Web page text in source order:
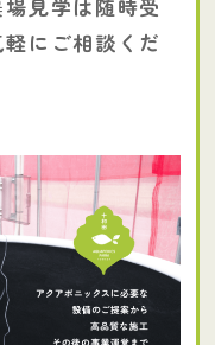
見学は随時受
にご相談くだ